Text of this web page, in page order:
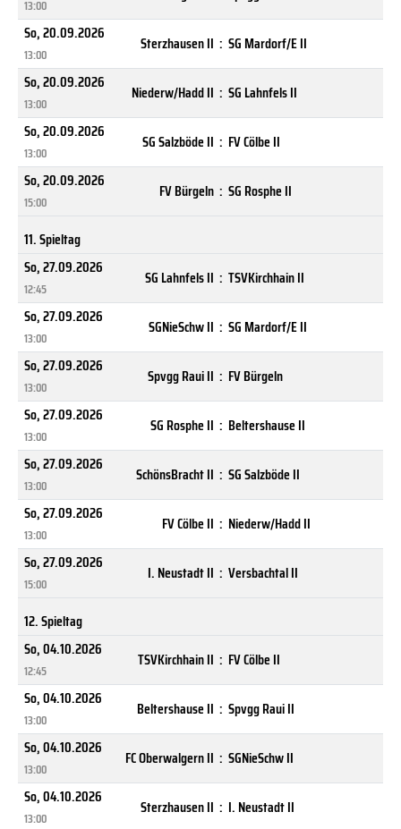
13:00
So, 20.09.2026
13:00
Sterzhausen II : SG Mardorf/E II
So, 20.09.2026
13:00
Niederw/Hadd II : SG Lahnfels II
So, 20.09.2026
13:00
SG Salzböde II : FV Cölbe II
So, 20.09.2026
15:00
FV Bürgeln : SG Rosphe II
11. Spieltag
So, 27.09.2026
12:45
SG Lahnfels II : TSVKirchhain II
So, 27.09.2026
13:00
SGNieSchw II : SG Mardorf/E II
So, 27.09.2026
13:00
Spvgg Raui II : FV Bürgeln
So, 27.09.2026
13:00
SG Rosphe II : Beltershause II
So, 27.09.2026
13:00
SchönsBracht II : SG Salzböde II
So, 27.09.2026
13:00
FV Cölbe II : Niederw/Hadd II
So, 27.09.2026
15:00
I. Neustadt II : Versbachtal II
12. Spieltag
So, 04.10.2026
12:45
TSVKirchhain II : FV Cölbe II
So, 04.10.2026
13:00
Beltershause II : Spvgg Raui II
So, 04.10.2026
13:00
FC Oberwalgern II : SGNieSchw II
So, 04.10.2026
13:00
Sterzhausen II : I. Neustadt II